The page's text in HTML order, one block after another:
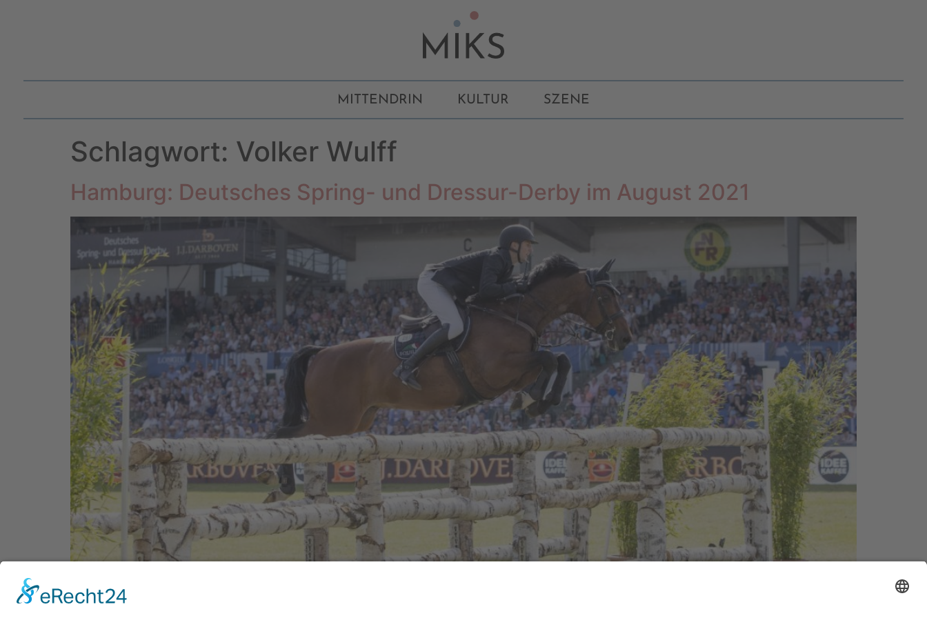
MITTENDRIN KULTUR SZENE
Schlagwort: Volker Wulff
Hamburg: Deutsches Spring- und Dressur-Derby im August 2021
Hamburg auf den Spätsommer – Planungssicherheit inklusive …